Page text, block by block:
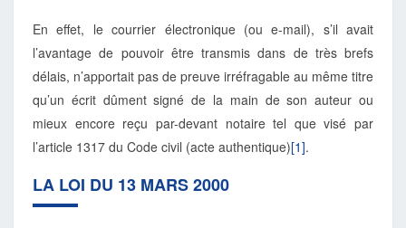
En effet, le courrier électronique (ou e-mail), s’il avait
l’avantage de pouvoir être transmis dans de très brefs
délais, n’apportait pas de preuve irréfragable au même titre
qu’un écrit dûment signé de la main de son auteur ou
mieux encore reçu par-devant notaire tel que visé par
l’article 1317 du Code civil (acte authentique)[1].
LA LOI DU 13 MARS 2000